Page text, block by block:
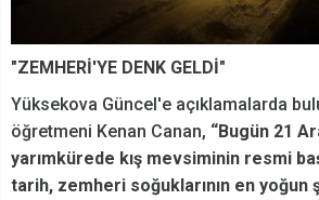
"ZEMHERİ'YE DENK GELDİ"
Yüksekova Güncel'e açıklamalarda
öğretmeni Kenan Canan, “Bugün 21
yarımkürede kış mevsiminin resmi
tarih, zemheri soğuklarının en yoğun